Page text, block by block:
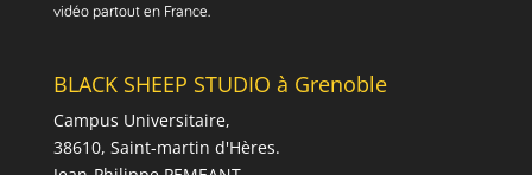
vidéo partout en France.
BLACK SHEEP STUDIO à Grenoble
Campus Universitaire,
38610, Saint-martin d'Hères.